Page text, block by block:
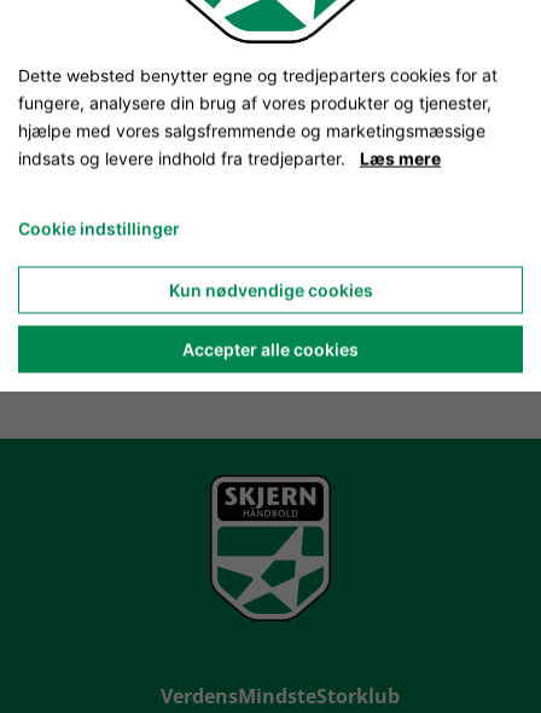
VerdensMindsteStorklub
Dette websted benytter egne og tredjeparters cookies for at
fungere, analysere din brug af vores produkter og tjenester,
hjælpe med vores salgsfremmende og marketingsmæssige
indsats og levere indhold fra tredjeparter. Læs mere
Cookie indstillinger
Kun nødvendige cookies
Accepter alle cookies